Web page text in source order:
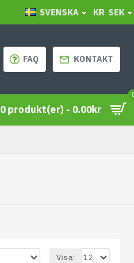
SVENSKA KR SEK
FAQ KONTAKT
0 produkt(er) - 0.00kr
Visa: